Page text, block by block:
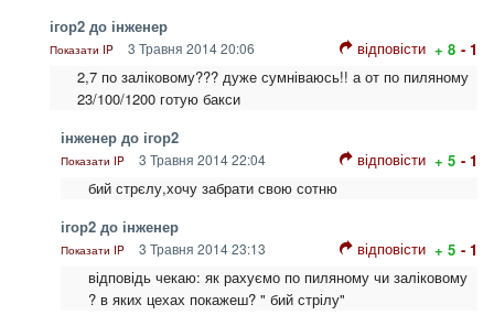
ігор2 до інженер
Показати IP 3 Травня 2014 20:06 відповісти + 8 - 1
2,7 по заліковому??? дуже сумніваюсь!! а от по пиляному
23/100/1200 готую бакси
інженер до ігор2
Показати IP 3 Травня 2014 22:04 відповісти + 5 - 1
бий стрєлу,хочу забрати свою сотню
ігор2 до інженер
Показати IP 3 Травня 2014 23:13 відповісти + 5 - 1
відповідь чекаю: як рахуємо по пиляному чи заліковому
? в яких цехах покажеш? " бий стрілу"